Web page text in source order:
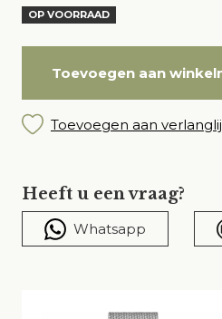
OP VOORRAAD
Toevoegen aan
Toevoegen aan
Heeft u een vraag?
Whatsapp